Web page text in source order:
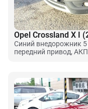
Opel Crossland X I
Синий внедорожник 5
передний привод,